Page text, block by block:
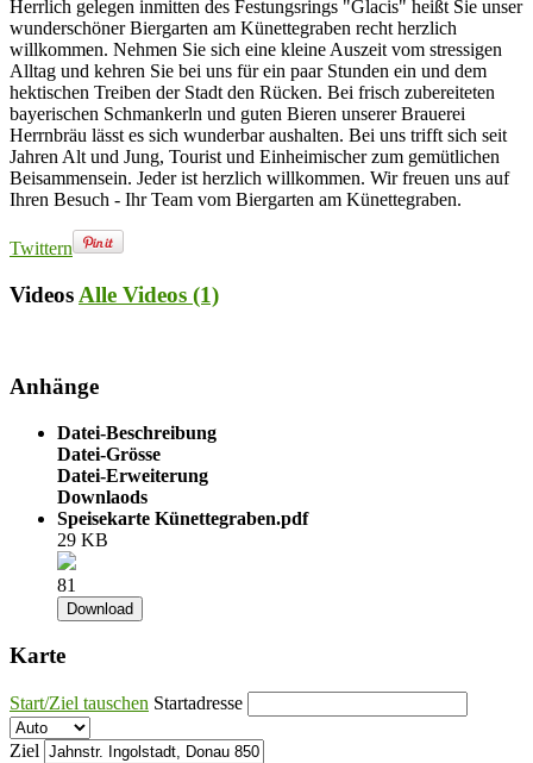
Herrlich gelegen inmitten des Festungsrings "Glacis" heißt Sie unser
wunderschöner Biergarten am Künettegraben recht herzlich
willkommen. Nehmen Sie sich eine kleine Auszeit vom stressigen
Alltag und kehren Sie bei uns für ein paar Stunden ein und dem
hektischen Treiben der Stadt den Rücken. Bei frisch zubereiteten
bayerischen Schmankerln und guten Bieren unserer Brauerei
Herrnbräu lässt es sich wunderbar aushalten. Bei uns trifft sich seit
Jahren Alt und Jung, Tourist und Einheimischer zum gemütlichen
Beisammensein. Jeder ist herzlich willkommen. Wir freuen uns auf
Ihren Besuch - Ihr Team vom Biergarten am Künettegraben.
Twittern
Videos Alle Videos (1)
Anhänge
Datei-Beschreibung
Datei-Grösse
Datei-Erweiterung
Downlaods
Speisekarte Künettegraben.pdf
29 KB
81
Download
Karte
Start/Ziel tauschen Startadresse
Ziel